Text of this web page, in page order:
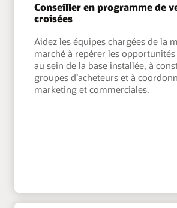
Conseiller en programme de
croisées
Aidez les équipes chargées de la
marché à repérer les opportunités
au sein de la base installée, à
groupes d’acheteurs et à
marketing et commerciales.